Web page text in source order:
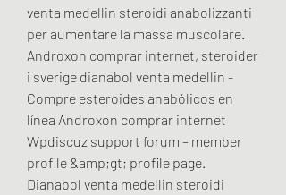
venta medellin steroidi anabolizzanti
per aumentare la massa muscolare.
Androxon comprar internet, steroider
i sverige dianabol venta medellin -
Compre esteroides anabólicos en
línea Androxon comprar internet
Wpdiscuz support forum – member
profile &amp;gt; profile page.
Dianabol venta medellin steroidi